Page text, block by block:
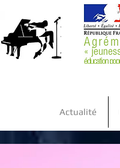
Actualité